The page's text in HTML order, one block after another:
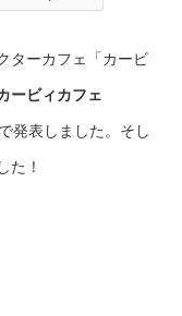
ターカフェ「カービ
ービィカフェ
発表しました。そし
た！